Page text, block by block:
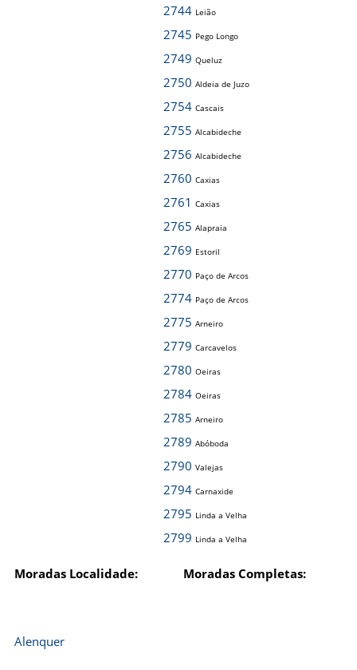
2744 Leião
2745 Pego Longo
2749 Queluz
2750 Aldeia de Juzo
2754 Cascais
2755 Alcabideche
2756 Alcabideche
2760 Caxias
2761 Caxias
2765 Alapraia
2769 Estoril
2770 Paço de Arcos
2774 Paço de Arcos
2775 Arneiro
2779 Carcavelos
2780 Oeiras
2784 Oeiras
2785 Arneiro
2789 Abóboda
2790 Valejas
2794 Carnaxide
2795 Linda a Velha
2799 Linda a Velha
Moradas Localidade: Moradas Completas:
Alenquer